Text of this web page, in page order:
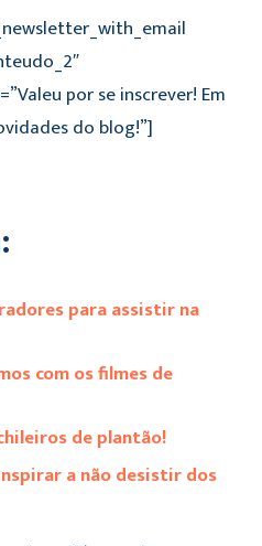
por se inscrever! Em
do blog!”]
para assistir na
com os filmes de
de plantão!
a não desistir dos